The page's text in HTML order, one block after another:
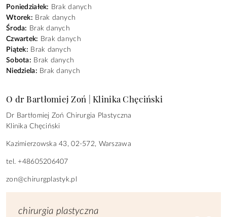
Poniedziałek: Brak danych
Wtorek: Brak danych
Środa: Brak danych
Czwartek: Brak danych
Piątek: Brak danych
Sobota: Brak danych
Niedziela: Brak danych
O dr Bartłomiej Zoń | Klinika Chęciński
Dr Bartłomiej Zoń Chirurgia Plastyczna
Klinika Chęciński
Kazimierzowska 43, 02-572, Warszawa
tel. +48605206407
zon@chirurgplastyk.pl
chirurgia plastyczna